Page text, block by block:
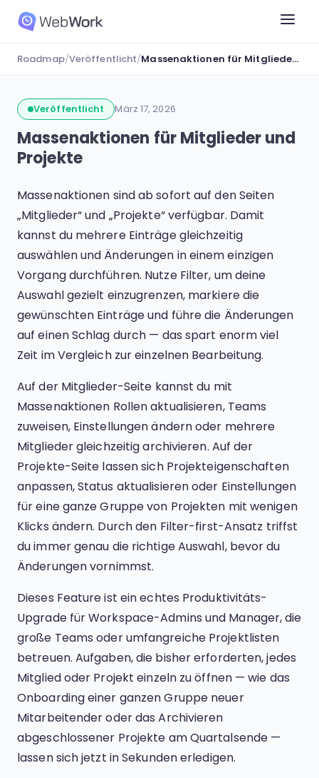
Roadmap/Veröffentlicht/ Massenaktionen für Mitglieder und Projekte
Veröffentlicht März 17, 2026
Massenaktionen für Mitglieder und
Projekte
Massenaktionen sind ab sofort auf den Seiten
„Mitglieder“ und „Projekte“ verfügbar. Damit
kannst du mehrere Einträge gleichzeitig
auswählen und Änderungen in einem einzigen
Vorgang durchführen. Nutze Filter, um deine
Auswahl gezielt einzugrenzen, markiere die
gewünschten Einträge und führe die Änderungen
auf einen Schlag durch — das spart enorm viel
Zeit im Vergleich zur einzelnen Bearbeitung.
Auf der Mitglieder-Seite kannst du mit
Massenaktionen Rollen aktualisieren, Teams
zuweisen, Einstellungen ändern oder mehrere
Mitglieder gleichzeitig archivieren. Auf der
Projekte-Seite lassen sich Projekteigenschaften
anpassen, Status aktualisieren oder Einstellungen
für eine ganze Gruppe von Projekten mit wenigen
Klicks ändern. Durch den Filter-first-Ansatz triffst
du immer genau die richtige Auswahl, bevor du
Änderungen vornimmst.
Dieses Feature ist ein echtes Produktivitäts-
Upgrade für Workspace-Admins und Manager, die
große Teams oder umfangreiche Projektlisten
betreuen. Aufgaben, die bisher erforderten, jedes
Mitglied oder Projekt einzeln zu öffnen — wie das
Onboarding einer ganzen Gruppe neuer
Mitarbeitender oder das Archivieren
abgeschlossener Projekte am Quartalsende —
lassen sich jetzt in Sekunden erledigen.